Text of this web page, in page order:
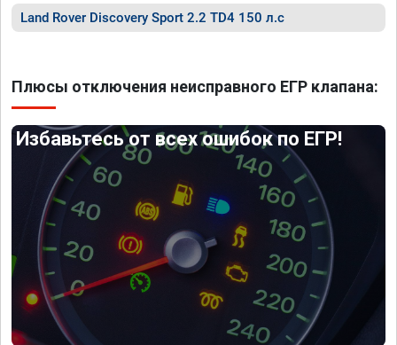
Land Rover Discovery Sport 2.2 TD4 150 л.с
Плюсы отключения неисправного ЕГР клапана:
Избавьтесь от всех ошибок по ЕГР!